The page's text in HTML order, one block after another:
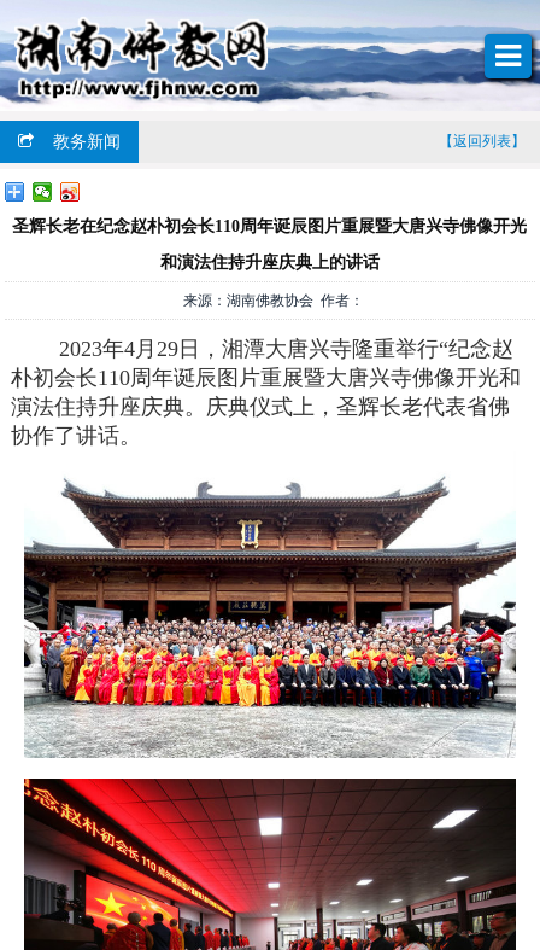
教务新闻 【返回列表】
圣辉长老在纪念赵朴初会长110周年诞辰图片重展暨大唐兴寺佛像开光
和演法住持升座庆典上的讲话
来源：湖南佛教协会 作者：
2023年4月29日，湘潭大唐兴寺隆重举行“纪念赵
朴初会长110周年诞辰图片重展暨大唐兴寺佛像开光和
演法住持升座庆典。庆典仪式上，圣辉长老代表省佛
协作了讲话。